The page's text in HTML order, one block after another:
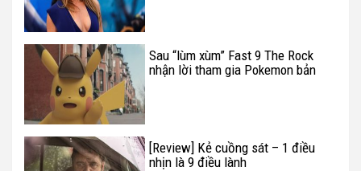
Sau “lùm xùm” Fast 9 The Rock
nhận lời tham gia Pokemon bản
[Review] Kẻ cuồng sát – 1 điều
nhịn là 9 điều lành